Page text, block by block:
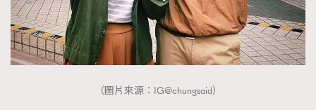
EmpowerF
FashionWeek FigaroAesthetic
（圖片來源：IG@chungsaid）